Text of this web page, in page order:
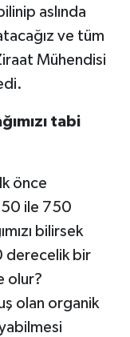
aslında
ve tüm
Mühendisi
tabi
önce
50 ile 750
bilirsek
derecelik bir
olur?
olan organik